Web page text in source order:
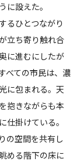
設えた。
るひとつながり
立ち寄り触れ合
に進むにしたが
べての市民は、濃
に包まれる。天
抱きながらも本
仕掛けている。
の空間を共有し
める階下の床に